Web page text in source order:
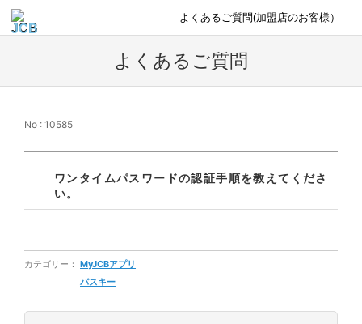
よくあるご質問(加盟店のお客様）
よくあるご質問
No : 10585
ワンタイムパスワードの認証手順を教えてくださ
い。
カテゴリー： MyJCBアプリ
パスキー